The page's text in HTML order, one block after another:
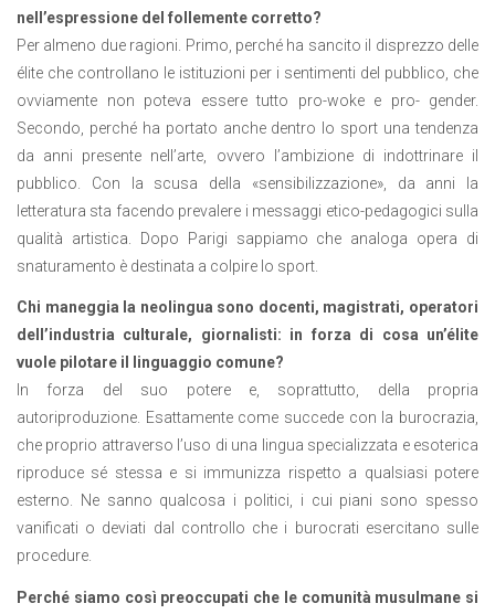
nell’espressione del follemente corretto?
Per almeno due ragioni. Primo, perché ha sancito il disprezzo delle
élite che controllano le istituzioni per i sentimenti del pubblico, che
ovviamente non poteva essere tutto pro-woke e pro- gender.
Secondo, perché ha portato anche dentro lo sport una tendenza
da anni presente nell’arte, ovvero l’ambizione di indottrinare il
pubblico. Con la scusa della «sensibilizzazione», da anni la
letteratura sta facendo prevalere i messaggi etico-pedagogici sulla
qualità artistica. Dopo Parigi sappiamo che analoga opera di
snaturamento è destinata a colpire lo sport.
Chi maneggia la neolingua sono docenti, magistrati, operatori
dell’industria culturale, giornalisti: in forza di cosa un’élite
vuole pilotare il linguaggio comune?
In forza del suo potere e, soprattutto, della propria
autoriproduzione. Esattamente come succede con la burocrazia,
che proprio attraverso l’uso di una lingua specializzata e esoterica
riproduce sé stessa e si immunizza rispetto a qualsiasi potere
esterno. Ne sanno qualcosa i politici, i cui piani sono spesso
vanificati o deviati dal controllo che i burocrati esercitano sulle
procedure.
Perché siamo così preoccupati che le comunità musulmane si